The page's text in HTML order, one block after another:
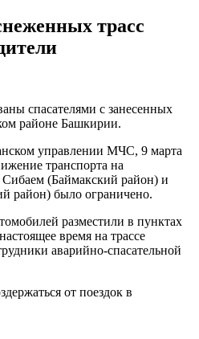
трасс
спасателями с занесенных
районе Башкирии.
управлении МЧС, 9 марта
транспорта на
Сибаем (Баймакский район) и
район) было ограничено.
разместили в пунктах
время на трассе
аварийно-спасательной
от поездок в